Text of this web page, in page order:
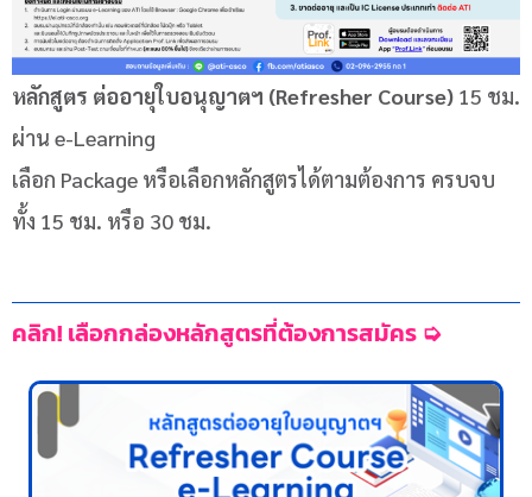
หลักสูตร ต่ออายุใบอนุญาตฯ (Refresher Course) 15 ชม.
ผ่าน e-Learning
เลือก Package หรือเลือกหลักสูตรได้ตามต้องการ ครบจบ
ทั้ง 15 ชม. หรือ 30 ชม.
คลิก! เลือกกล่องหลักสูตรที่ต้องการสมัคร ➭